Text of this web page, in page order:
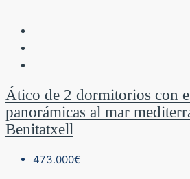
Ático de 2 dormitorios con
panorámicas al mar
Benitatxell
473.000€